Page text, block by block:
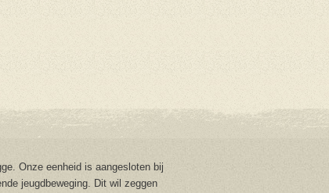
Onze eenheid is aangesloten bij
jeugdbeweging. Dit wil zeggen